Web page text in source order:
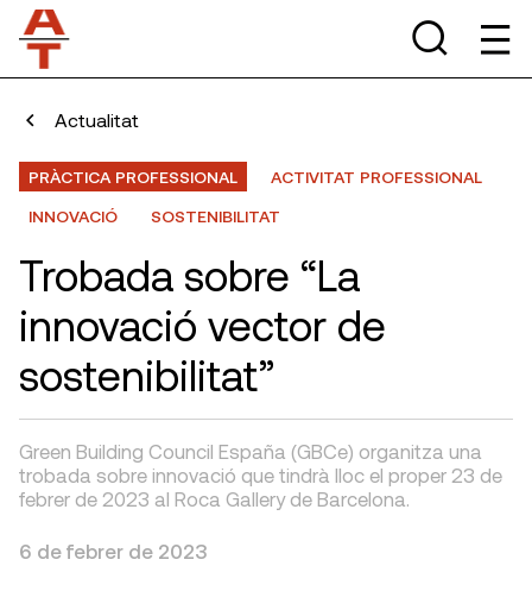
Actualitat
PRÀCTICA PROFESSIONAL
ACTIVITAT PROFESSIONAL
INNOVACIÓ
SOSTENIBILITAT
Trobada sobre “La
innovació vector de
sostenibilitat”
Green Building Council España (GBCe) organitza una
trobada sobre innovació que tindrà lloc el proper 23 de
febrer de 2023 al Roca Gallery de Barcelona.
6 de febrer de 2023